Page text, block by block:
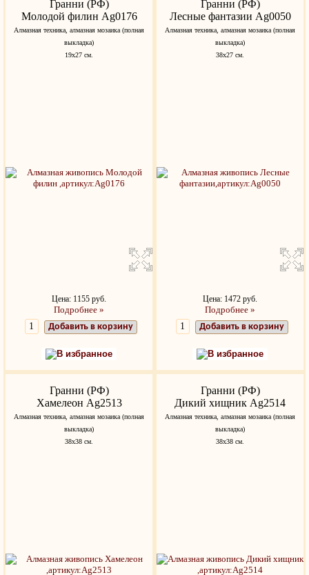
Гранни (РФ)
Молодой филин Ag0176
Алмазная техника, алмазная мозаика (полная
выкладка)
19х27 см.
Цена: 1155 руб.
Подробнее »
Добавить в корзину
В избранное
Гранни (РФ)
Лесные фантазии Ag0050
Алмазная техника, алмазная мозаика (полная
выкладка)
38х27 см.
Цена: 1472 руб.
Подробнее »
Добавить в корзину
В избранное
Гранни (РФ)
Хамелеон Ag2513
Алмазная техника, алмазная мозаика (полная
выкладка)
38х38 см.
Гранни (РФ)
Дикий хищник Ag2514
Алмазная техника, алмазная мозаика (полная
выкладка)
38х38 см.